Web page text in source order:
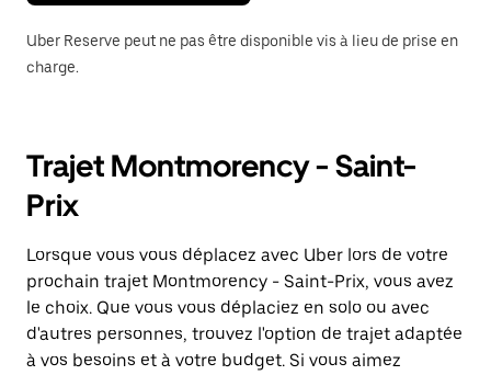
calendrier.
Uber Reserve peut ne pas être disponible vis à lieu de prise en
charge.
Trajet Montmorency - Saint-
Prix
Lorsque vous vous déplacez avec Uber lors de votre
prochain trajet Montmorency - Saint-Prix, vous avez
le choix. Que vous vous déplaciez en solo ou avec
d'autres personnes, trouvez l'option de trajet adaptée
à vos besoins et à votre budget. Si vous aimez